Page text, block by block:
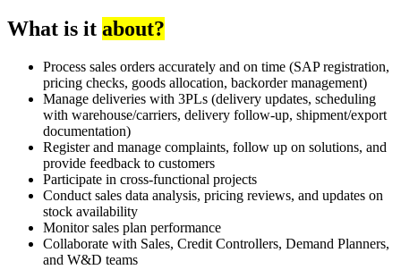
What is it about?
Process sales orders accurately and on time (SAP registration,
pricing checks, goods allocation, backorder management)
Manage deliveries with 3PLs (delivery updates, scheduling
with warehouse/carriers, delivery follow-up, shipment/export
documentation)
Register and manage complaints, follow up on solutions, and
provide feedback to customers
Participate in cross-functional projects
Conduct sales data analysis, pricing reviews, and updates on
stock availability
Monitor sales plan performance
Collaborate with Sales, Credit Controllers, Demand Planners,
and W&D teams